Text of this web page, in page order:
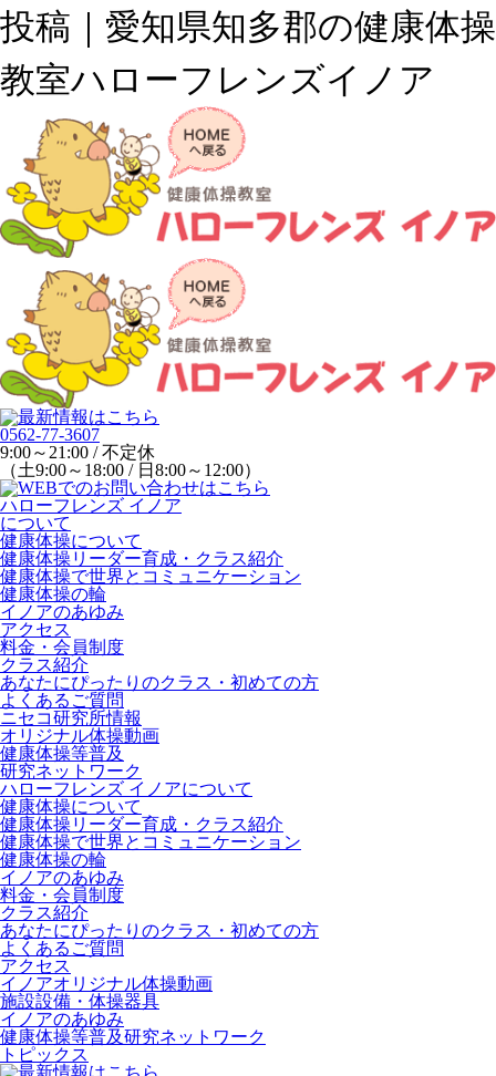
投稿｜愛知県知多郡の健康体操
教室ハローフレンズイノア
0562-77-3607
9:00～21:00 / 不定休
（土9:00～18:00 / 日8:00～12:00）
ハローフレンズ イノア
について
健康体操について
健康体操リーダー育成・クラス紹介
健康体操で世界とコミュニケーション
健康体操の輪
イノアのあゆみ
アクセス
料金・会員制度
クラス紹介
あなたにぴったりのクラス・初めての方
よくあるご質問
ニセコ研究所情報
オリジナル体操動画
健康体操等普及
研究ネットワーク
ハローフレンズ イノアについて
健康体操について
健康体操リーダー育成・クラス紹介
健康体操で世界とコミュニケーション
健康体操の輪
イノアのあゆみ
料金・会員制度
クラス紹介
あなたにぴったりのクラス・初めての方
よくあるご質問
アクセス
イノアオリジナル体操動画
施設設備・体操器具
イノアのあゆみ
健康体操等普及研究ネットワーク
トピックス